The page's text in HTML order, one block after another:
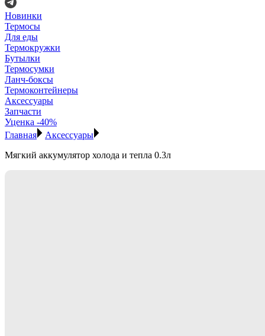
Новинки
Термосы
Для еды
Термокружки
Бутылки
Термосумки
Ланч-боксы
Термоконтейнеры
Аксессуары
Запчасти
Уценка -40%
Главная
Аксессуары
Мягкий аккумулятор холода и тепла 0.3л